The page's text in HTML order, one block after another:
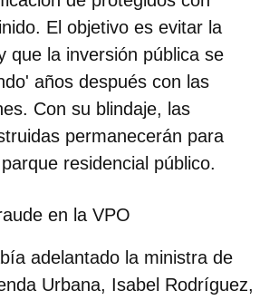
El objetivo es evitar la
que la inversión pública se
años después con las
Con su blindaje, las
permanecerán para
residencial público.
en la VPO
adelantado la ministra de
Urbana, Isabel Rodríguez,